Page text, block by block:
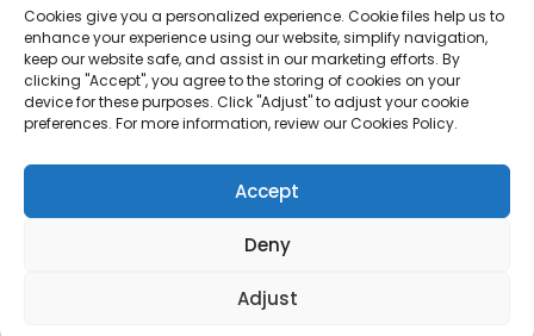
電話：+86 755 86393186
電子郵件：bright@esungroup.net
地址：中國深圳市南山區粵海街道高新南九路55號微
軟科通大廈15A
版權所有©2026 深圳市易順實業有限公司。保留所有權利。
Cookies give you a personalized experience. Cookie files help us to
enhance your experience using our website, simplify navigation,
keep our website safe, and assist in our marketing efforts. By
clicking "Accept", you agree to the storing of cookies on your
device for these purposes. Click "Adjust" to adjust your cookie
preferences. For more information, review our Cookies Policy.
Accept
Deny
Adjust